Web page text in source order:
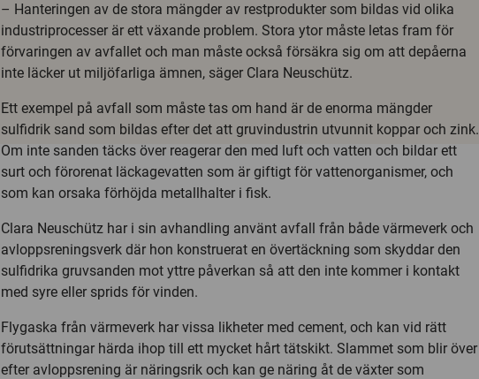
– Hanteringen av de stora mängder av restprodukter som bildas vid olika
industriprocesser är ett växande problem. Stora ytor måste letas fram för
förvaringen av avfallet och man måste också försäkra sig om att depåerna
inte läcker ut miljöfarliga ämnen, säger Clara Neuschütz.
Ett exempel på avfall som måste tas om hand är de enorma mängder
sulfidrik sand som bildas efter det att gruvindustrin utvunnit koppar och zink.
Om inte sanden täcks över reagerar den med luft och vatten och bildar ett
surt och förorenat läckagevatten som är giftigt för vattenorganismer, och
som kan orsaka förhöjda metallhalter i fisk.
Clara Neuschütz har i sin avhandling använt avfall från både värmeverk och
avloppsreningsverk där hon konstruerat en övertäckning som skyddar den
sulfidrika gruvsanden mot yttre påverkan så att den inte kommer i kontakt
med syre eller sprids för vinden.
Flygaska från värmeverk har vissa likheter med cement, och kan vid rätt
förutsättningar härda ihop till ett mycket hårt tätskikt. Slammet som blir över
efter avloppsrening är näringsrik och kan ge näring åt de växter som